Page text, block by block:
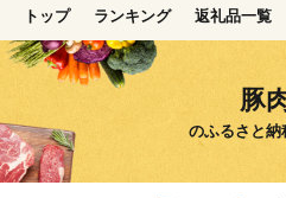
トップ ランキング 返礼品一覧
豚
のふるさと納